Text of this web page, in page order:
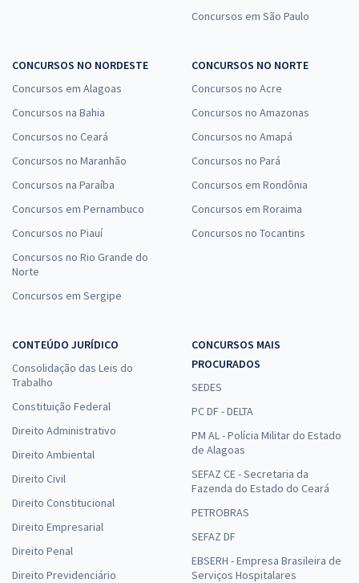
Concursos em São Paulo
CONCURSOS NO NORDESTE
Concursos em Alagoas
Concursos na Bahia
Concursos no Ceará
Concursos no Maranhão
Concursos na Paraíba
Concursos em Pernambuco
Concursos no Piauí
Concursos no Rio Grande do
Norte
Concursos em Sergipe
CONCURSOS NO NORTE
Concursos no Acre
Concursos no Amazonas
Concursos no Amapá
Concursos no Pará
Concursos em Rondônia
Concursos em Roraima
Concursos no Tocantins
CONTEÚDO JURÍDICO
Consolidação das Leis do
Trabalho
Constituição Federal
Direito Administrativo
Direito Ambiental
Direito Civil
Direito Constitucional
Direito Empresarial
Direito Penal
Direito Previdenciário
CONCURSOS MAIS
PROCURADOS
SEDES
PC DF - DELTA
PM AL - Polícia Militar do Estado
de Alagoas
SEFAZ CE - Secretaria da
Fazenda do Estado do Ceará
PETROBRAS
SEFAZ DF
EBSERH - Empresa Brasileira de
Serviços Hospitalares